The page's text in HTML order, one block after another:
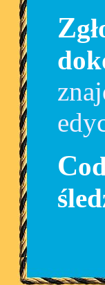
Zgłoszeń do przejścia oraz wyboru tras można
Codzienne relacje z przejścia trasy można